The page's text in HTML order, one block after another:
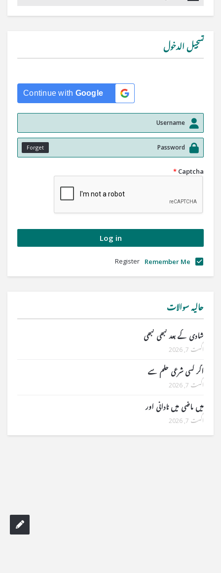
تسجيل الدخول
Continue with Google
Forget
Captcha
*
Remember Me
Register
حالیہ سوالات
شادی کے بعد کبھی کبھی
اگست 7, 2026
اگر کسی شرعی حکم سے
اگست 7, 2026
میں ماضی میں نادانی اور
اگست 7, 2026